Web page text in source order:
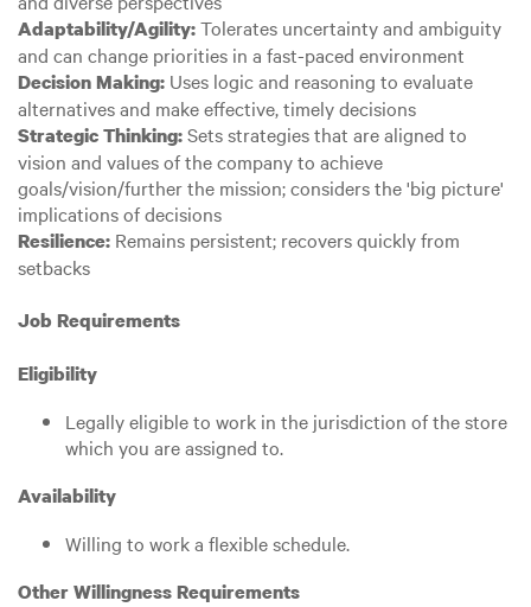
Adaptability/Agility:Tolerates uncertainty and ambiguity
and can change priorities in a fast-paced environment
Decision Making: Uses logic and reasoning to evaluate
alternatives and make effective, timely decisions
Strategic Thinking:Sets strategies that are aligned to
vision and values of the company to achieve
goals/vision/further the mission; considers the 'big picture'
implications of decisions
Resilience: Remains persistent; recovers quickly from
setbacks
Job Requirements
Eligibility
Legally eligible to work in the jurisdiction of the store
which you are assigned to.
Availability
Willing to work a flexible schedule.
Other Willingness Requirements